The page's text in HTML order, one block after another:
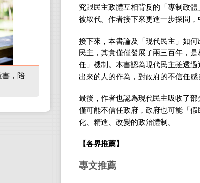
究跟民主政體互相背反的「專制政
被取代。作者接下來更進一步探問
接下來，本書論及「現代民主」如
民主，其實僅僅發展了兩三百年，
任」機制。本書認為現代民主雖透
出來的人的作為，對政府的不信任感
最後，作者也認為現代民主吸收了
僅可能不信任政府，政府也可能「
化、精進、改變的政治體制。
【各界推薦】
專文推薦
書，陪